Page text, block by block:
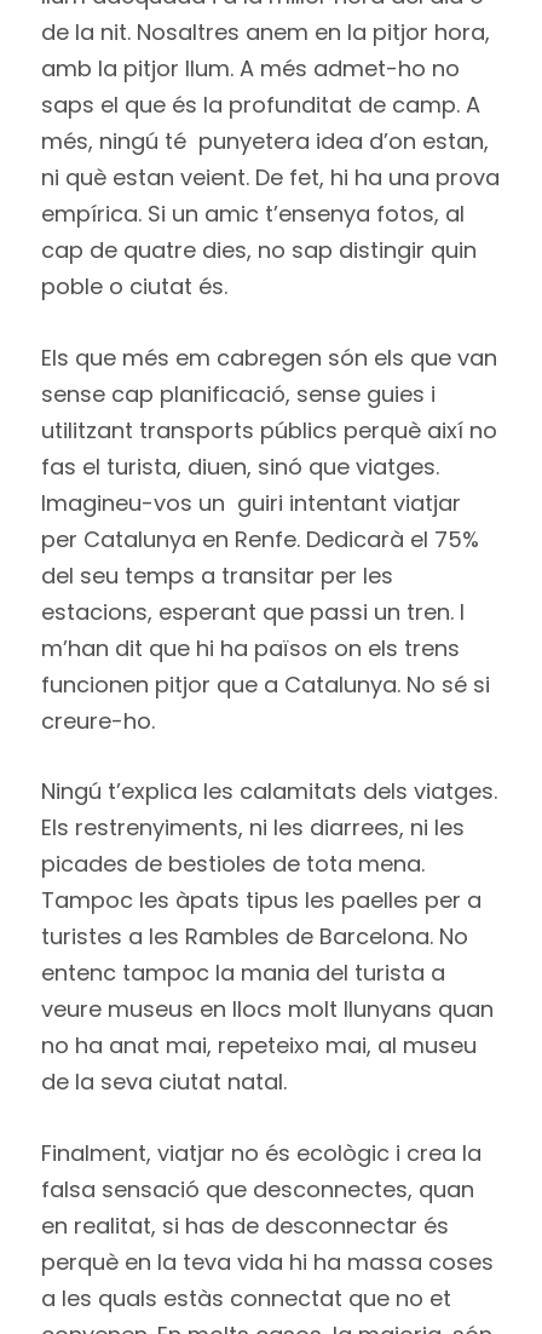
de la nit. Nosaltres anem en la pitjor hora,
amb la pitjor llum. A més admet-ho no
saps el que és la profunditat de camp. A
més, ningú té punyetera idea d’on estan,
ni què estan veient. De fet, hi ha una prova
empírica. Si un amic t’ensenya fotos, al
cap de quatre dies, no sap distingir quin
poble o ciutat és.
Els que més em cabregen són els que van
sense cap planificació, sense guies i
utilitzant transports públics perquè així no
fas el turista, diuen, sinó que viatges.
Imagineu-vos un guiri intentant viatjar
per Catalunya en Renfe. Dedicarà el 75%
del seu temps a transitar per les
estacions, esperant que passi un tren. I
m’han dit que hi ha països on els trens
funcionen pitjor que a Catalunya. No sé si
creure-ho.
Ningú t’explica les calamitats dels viatges.
Els restrenyiments, ni les diarrees, ni les
picades de bestioles de tota mena.
Tampoc les àpats tipus les paelles per a
turistes a les Rambles de Barcelona. No
entenc tampoc la mania del turista a
veure museus en llocs molt llunyans quan
no ha anat mai, repeteixo mai, al museu
de la seva ciutat natal.
Finalment, viatjar no és ecològic i crea la
falsa sensació que desconnectes, quan
en realitat, si has de desconnectar és
perquè en la teva vida hi ha massa coses
a les quals estàs connectat que no et